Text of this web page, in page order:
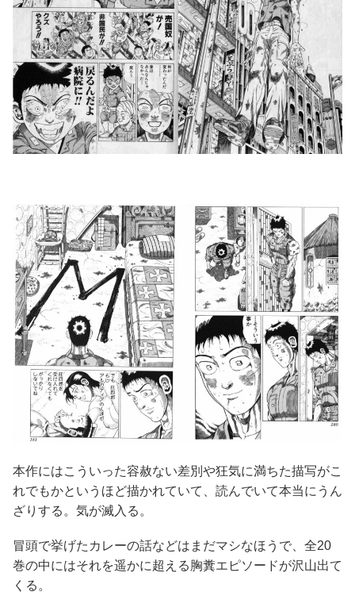
本作にはこういった容赦ない差別や狂気に満ちた描写がこ
れでもかというほど描かれていて、読んでいて本当にうん
ざりする。気が滅入る。
冒頭で挙げたカレーの話などはまだマシなほうで、全20
巻の中にはそれを遥かに超える胸糞エピソードが沢山出て
くる。